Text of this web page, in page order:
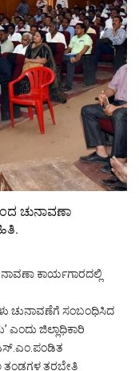
ಚುನಾವಣಾ
ಕಾರ್ಯಗಾರದಲ್ಲಿ
ಚುನಾವಣೆಗೆ ಸಂಬಂಧಿಸಿದ
ಎಂದು ಜಿಲ್ಲಾಧಿಕಾರಿ
ತಂಡಗಳ ತರಬೇತಿ